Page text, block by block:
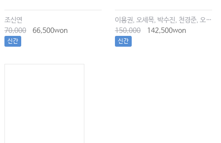
조신연
70,000
66,500won
신간
이용권, 오세목, 박수진, 천경준, 오한솔
150,000
142,500won
신간